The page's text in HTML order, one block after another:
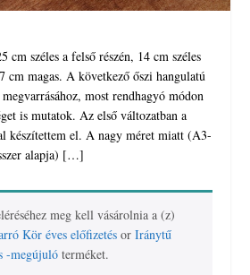
cm széles a felső részén, 14 cm széles
cm magas. A következő őszi hangulatú
most rendhagyó módon
is mutatok. Az első változatban a
készítettem el. A nagy méret miatt (A3-
alapja) […]
meg kell vásárolnia a (z)
Kör éves előfizetés orIránytű
-megújuló terméket.